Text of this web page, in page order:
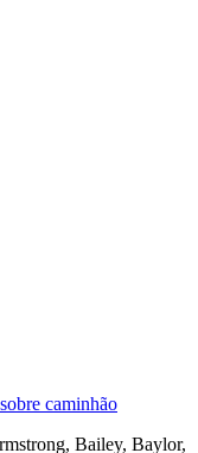
caminhão
Bailey, Baylor,